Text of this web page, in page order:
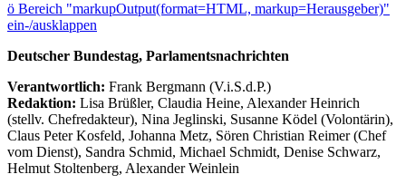
ö Bereich "markupOutput(format=HTML, markup=Herausgeber)"
ein-/ausklappen
Deutscher Bundestag, Parlamentsnachrichten
Verantwortlich: Frank Bergmann (V.i.S.d.P.)
Redaktion: Lisa Brüßler, Claudia Heine, Alexander Heinrich
(stellv. Chefredakteur), Nina Jeglinski, Susanne Ködel (Volontärin),
Claus Peter Kosfeld, Johanna Metz, Sören Christian Reimer (Chef
vom Dienst), Sandra Schmid, Michael Schmidt, Denise Schwarz,
Helmut Stoltenberg, Alexander Weinlein